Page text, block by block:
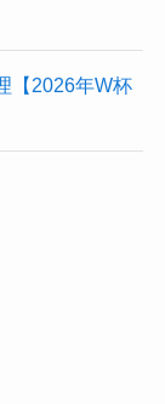
【2026年W杯